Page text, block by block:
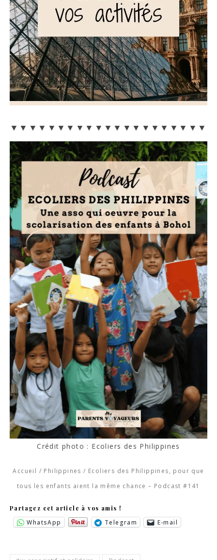
Crédit photo : Ecoliers des Philippines
Accueil / Philippines / Ecoliers des Philippines, pour que
tous les enfants aient la même chance – Podcast #141
Partagez cet article à vos amis !
WhatsApp Telegram E-mail